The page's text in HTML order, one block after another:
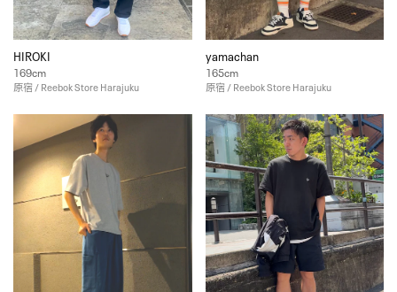
HIROKI
169cm
原宿 / Reebok Store Harajuku
yamachan
165cm
原宿 / Reebok Store Harajuku